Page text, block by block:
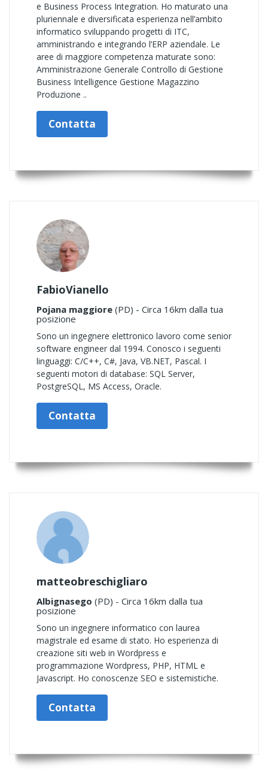
e Business Process Integration. Ho maturato una
pluriennale e diversificata esperienza nell’ambito
informatico sviluppando progetti di ITC,
amministrando e integrando l’ERP aziendale. Le
aree di maggiore competenza maturate sono:
Amministrazione Generale Controllo di Gestione
Business Intelligence Gestione Magazzino
Produzione ..
Contatta
FabioVianello
Pojana maggiore (PD) - Circa 16km dalla tua
posizione
Sono un ingegnere elettronico lavoro come senior
software engineer dal 1994. Conosco i seguenti
linguaggi: C/C++, C#, Java, VB.NET, Pascal. I
seguenti motori di database: SQL Server,
PostgreSQL, MS Access, Oracle.
Contatta
matteobreschigliaro
Albignasego (PD) - Circa 16km dalla tua
posizione
Sono un ingegnere informatico con laurea
magistrale ed esame di stato. Ho esperienza di
creazione siti web in Wordpress e
programmazione Wordpress, PHP, HTML e
Javascript. Ho conoscenze SEO e sistemistiche.
Contatta